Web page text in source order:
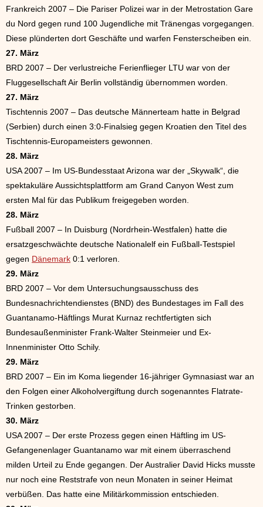
Frankreich 2007 – Die Pariser Polizei war in der Metrostation Gare
du Nord gegen rund 100 Jugendliche mit Tränengas vorgegangen.
Diese plünderten dort Geschäfte und warfen Fensterscheiben ein.
27. März
BRD 2007 – Der verlustreiche Ferienflieger LTU war von der
Fluggesellschaft Air Berlin vollständig übernommen worden.
27. März
Tischtennis 2007 – Das deutsche Männerteam hatte in Belgrad
(Serbien) durch einen 3:0-Finalsieg gegen Kroatien den Titel des
Tischtennis-Europameisters gewonnen.
28. März
USA 2007 – Im US-Bundesstaat Arizona war der „Skywalk“, die
spektakuläre Aussichtsplattform am Grand Canyon West zum
ersten Mal für das Publikum freigegeben worden.
28. März
Fußball 2007 – In Duisburg (Nordrhein-Westfalen) hatte die
ersatzgeschwächte deutsche Nationalelf ein Fußball-Testspiel
gegen Dänemark 0:1 verloren.
29. März
BRD 2007 – Vor dem Untersuchungsausschuss des
Bundesnachrichtendienstes (BND) des Bundestages im Fall des
Guantanamo-Häftlings Murat Kurnaz rechtfertigten sich
Bundesaußenminister Frank-Walter Steinmeier und Ex-
Innenminister Otto Schily.
29. März
BRD 2007 – Ein im Koma liegender 16-jähriger Gymnasiast war an
den Folgen einer Alkoholvergiftung durch sogenanntes Flatrate-
Trinken gestorben.
30. März
USA 2007 – Der erste Prozess gegen einen Häftling im US-
Gefangenenlager Guantanamo war mit einem überraschend
milden Urteil zu Ende gegangen. Der Australier David Hicks musste
nur noch eine Reststrafe von neun Monaten in seiner Heimat
verbüßen. Das hatte eine Militärkommission entschieden.